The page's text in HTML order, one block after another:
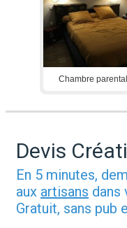
Chambre
Devis
En 5 minutes,
aux artisans dans
Gratuit, sans pub